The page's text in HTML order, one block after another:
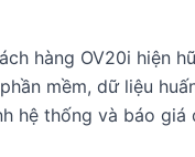
hàng OV20i hiện
mềm, dữ liệu
hệ thống và báo giá